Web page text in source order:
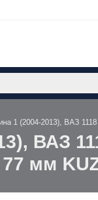
1 (2004-2013), ВАЗ
ВАЗ
мм